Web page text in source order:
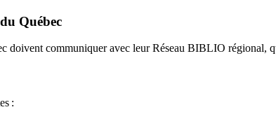
Québec
doivent communiquer avec leur Réseau BIBLIO régional,
: